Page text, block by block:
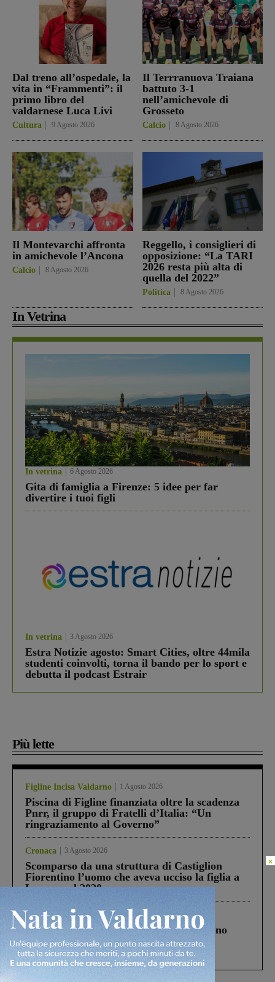
Dal treno all’ospedale, la
vita in “Frammenti”: il
primo libro del
valdarnese Luca Livi
Cultura 9 Agosto 2026
Il Terrranuova Traiana
battuto 3-1
nell’amichevole di
Grosseto
Calcio 8 Agosto 2026
Il Montevarchi affronta
in amichevole l’Ancona
Calcio 8 Agosto 2026
Reggello, i consiglieri di
opposizione: “La TARI
2026 resta più alta di
quella del 2022”
Politica 8 Agosto 2026
In Vetrina
In vetrina 6 Agosto 2026
Gita di famiglia a Firenze: 5 idee per far
divertire i tuoi figli
In vetrina 3 Agosto 2026
Estra Notizie agosto: Smart Cities, oltre 44mila
studenti coinvolti, torna il bando per lo sport e
debutta il podcast Estrair
Più lette
Figline Incisa Valdarno 1 Agosto 2026
Piscina di Figline finanziata oltre la scadenza
Pnrr, il gruppo di Fratelli d’Italia: “Un
ringraziamento al Governo”
Cronaca 3 Agosto 2026
Scomparso da una struttura di Castiglion
Fiorentino l’uomo che aveva ucciso la figlia a
Levane nel 2020
Cronaca 4 Agosto 2026
Un anno fa la strage in A1 in cui morirono
Gianni, Giulia e Franco. Lo schianto, il
processo, lo stop ai sorpassi fra tir....
×